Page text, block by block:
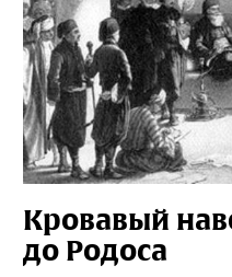
Кровавый
до Родоса